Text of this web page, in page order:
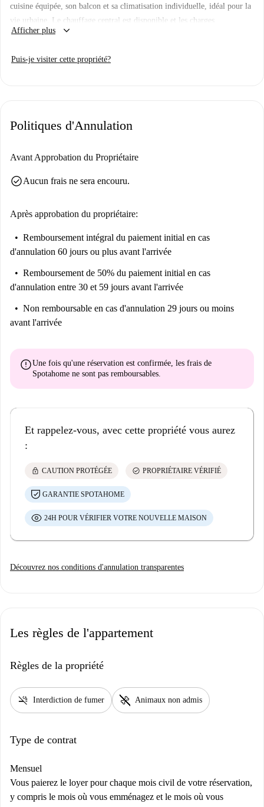
cuisine équipée, son balcon et sa climatisation individuelle, idéal pour la
vie urbaine. Le chauffage central est disponible et les charges
(électricité, gaz, eau et Wi-Fi) sont incluses. Bien que cet appartement
procédure de sélection rigoureuse.
exceptionnel et de magnifiques paysages. Un emplacement idéal pour
Afficher plus keyboard_arrow_down
Puis-je visiter cette propriété?
Politiques d'Annulation
Avant Approbation du Propriétaire
check_circleAucun frais ne sera encouru.
Après approbation du propriétaire:
Remboursement intégral du paiement initial en cas
d'annulation 60 jours ou plus avant l'arrivée
Remboursement de 50% du paiement initial en cas
d'annulation entre 30 et 59 jours avant l'arrivée
Non remboursable en cas d'annulation 29 jours ou moins
avant l'arrivée
errorUne fois qu'une réservation est confirmée, les frais de
Spotahome ne sont pas remboursables.
Et rappelez-vous, avec cette propriété vous aurez
:
lock CAUTION PROTÉGÉE check_circle PROPRIÉTAIRE VÉRIFIÉ
GARANTIE SPOTAHOME
24H POUR VÉRIFIER VOTRE NOUVELLE MAISON
Découvrez nos conditions d'annulation transparentes
Les règles de l'appartement
Règles de la propriété
smoke_free Interdiction de fumer pet_supplies Animaux non admis
Type de contrat
Mensuel
Vous paierez le loyer pour chaque mois civil de votre réservation,
y compris le mois où vous emménagez et le mois où vous